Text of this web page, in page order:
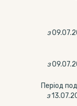
з
з
Період
з